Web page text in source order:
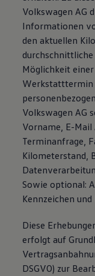
Volkswagen AG
Informationen
den aktuellen
Möglichkeit
Volkswagen AG
Vorname, E-
Terminanfrage,
Kilometerstand,
Sowie optional:
Kennzeichen
Diese
erfolgt auf
DSGVO) zur